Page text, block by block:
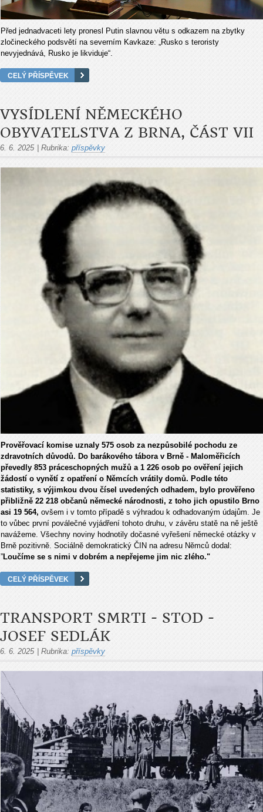
Před jednadvaceti lety pronesl Putin slavnou větu s odkazem na zbytky
zločineckého podsvětí na severním Kavkaze: „Rusko s teroristy
nevyjednává, Rusko je likviduje“.
CELÝ PŘÍSPĚVEK
VYSÍDLENÍ NĚMECKÉHO
OBYVATELSTVA Z BRNA, ČÁST VII
6. 6. 2025 Rubrika: příspěvky
Prověřovací komise uznaly 575 osob za nezpůsobilé pochodu ze
zdravotních důvodů. Do barákového tábora v Brně - Maloměřicích
převedly 853 práceschopných mužů a 1 226 osob po ověření jejich
žádostí o vynětí z opatření o Němcích vrátily domů. Podle této
statistiky, s výjimkou dvou čísel uvedených odhadem, bylo prověřeno
přibližně 22 218 občanů německé národnosti, z toho jich opustilo Brno
asi 19 564, ovšem i v tomto případě s výhradou k odhadovaným údajům. Je
to vůbec první poválečné vyjádření tohoto druhu, v závěru statě na ně ještě
navážeme. Všechny noviny hodnotily dočasné vyřešení německé otázky v
Brně pozitivně. Sociálně demokratický ČIN na adresu Němců dodal:
”Loučíme se s nimi v dobrém a nepřejeme jim nic zlého."
CELÝ PŘÍSPĚVEK
TRANSPORT SMRTI - STOD -
JOSEF SEDLÁK
6. 6. 2025 Rubrika: příspěvky